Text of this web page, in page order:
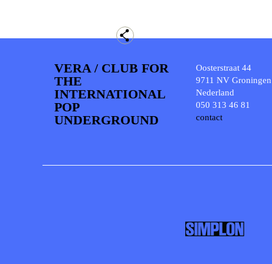
VERA / CLUB FOR
THE
INTERNATIONAL
POP
UNDERGROUND
Oosterstraat 44
9711 NV Groningen
Nederland
050 313 46 81
contact